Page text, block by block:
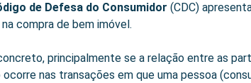
de Defesa do Consumidor (CDC)
compra de bem imóvel.
principalmente se a relação entre as
nas transações em que uma pessoa